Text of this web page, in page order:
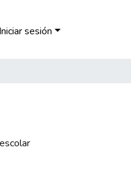
Iniciar sesión